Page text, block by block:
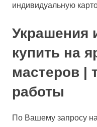
индивидуальную
Украшения
купить на
мастеров |
работы
По Вашему запросу